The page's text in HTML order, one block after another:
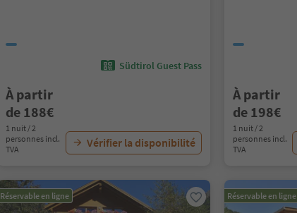
Südtirol Guest Pass
À partir
de 188€
1 nuit / 2
personnes incl.
TVA
Vérifier la disponibilité
À partir
de 198€
1 nuit / 2
personnes incl.
TVA
Réservable en ligne Réservable en ligne